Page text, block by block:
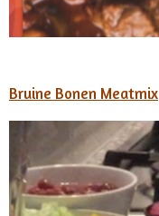
Bruine Bonen Meatmix